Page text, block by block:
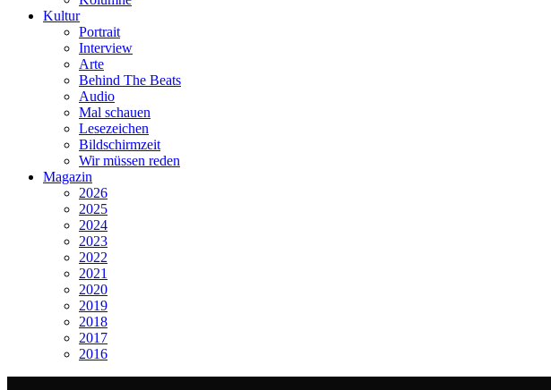
Kultur
Portrait
Interview
Arte
Behind The Beats
Audio
Mal schauen
Lesezeichen
Bildschirmzeit
Wir müssen reden
Magazin
2026
2025
2024
2023
2022
2021
2020
2019
2018
2017
2016